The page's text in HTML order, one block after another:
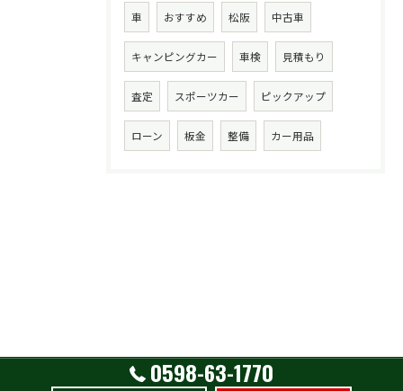
車 おすすめ 松阪 中古車
キャンピングカー 車検 見積もり
査定 スポーツカー ピックアップ
ローン 板金 整備 カー用品
0598-63-1770